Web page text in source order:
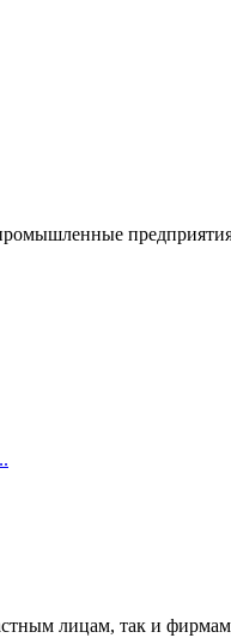
лицам, так и